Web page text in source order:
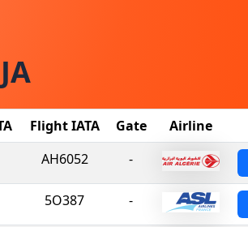
Flight IATA Gate Airline
AH6052 -
5O387 -